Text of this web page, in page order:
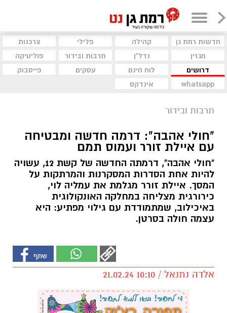
חדשות רמת גן קהילה פלילי
צרכנות
מגזין
נדל"ן תרבות ובידור
פוליטיקה
דרושים
לוח חינם עסקים
פייסבוק
whatsapp
אינדקס
תרבות ובידור
"חולי אהבה": דרמה חדשה ומבטיחה
עם איילת זורר ועמוס תמם
"חולי אהבה", דרמתה החדשה של קשת 12, עשויה
להיות אחת הסדרות המסקרנות והמרתקות על
המסך. איילת זורר מגלמת את עמליה לוי,
כירורגית מצליחה במחלקה האונקולוגית
באיכילוב, שמתמודדת עם גילוי מפתיע: היא
עצמה חולה בסרטן.
אלדה נתנאל / 10:10 21.02.24